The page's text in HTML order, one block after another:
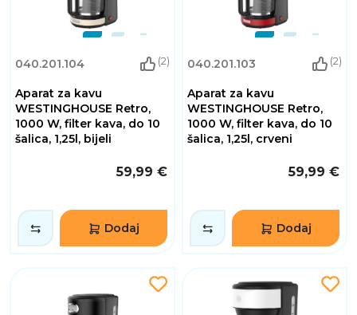
040.201.104 (2)
Aparat za kavu
WESTINGHOUSE Retro,
1000 W, filter kava, do 10
šalica, 1,25l, bijeli
59,99 €
Dodaj
040.201.103 (2)
Aparat za kavu
WESTINGHOUSE Retro,
1000 W, filter kava, do 10
šalica, 1,25l, crveni
59,99 €
Dodaj